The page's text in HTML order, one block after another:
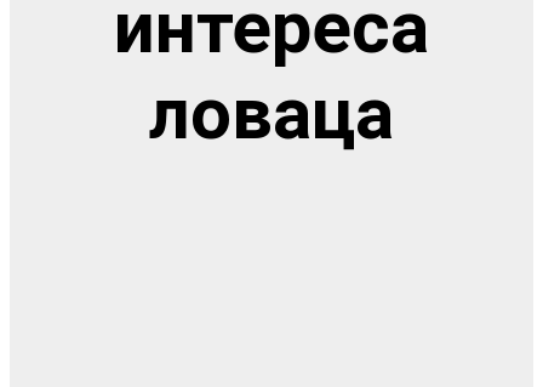
интереса
ловаца